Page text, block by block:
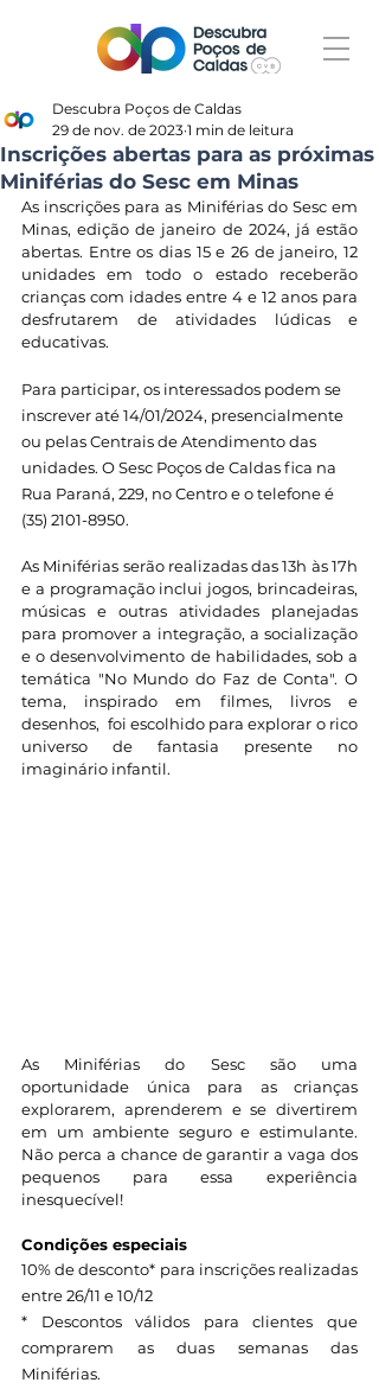
Inscrições abertas para as próximas
Miniférias do Sesc em Minas
Descubra Poços de Caldas
29 de nov. de 2023 1 min de leitura
As inscrições para as Miniférias do Sesc em
Minas, edição de janeiro de 2024, já estão
abertas. Entre os dias 15 e 26 de janeiro, 12
unidades em todo o estado receberão
crianças com idades entre 4 e 12 anos para
desfrutarem de atividades lúdicas e
educativas.
Para participar, os interessados podem se
inscrever até 14/01/2024, presencialmente
ou pelas Centrais de Atendimento das
unidades. O Sesc Poços de Caldas fica na
Rua Paraná, 229, no Centro e o telefone é
(35) 2101-8950.
As Miniférias serão realizadas das 13h às 17h
e a programação inclui jogos, brincadeiras,
músicas e outras atividades planejadas
para promover a integração, a socialização
e o desenvolvimento de habilidades, sob a
temática "No Mundo do Faz de Conta". O
tema, inspirado em filmes, livros e
desenhos,  foi escolhido para explorar o rico
universo de fantasia presente no
imaginário infantil.
As Miniférias do Sesc são uma
oportunidade única para as crianças
explorarem, aprenderem e se divertirem
em um ambiente seguro e estimulante.
Não perca a chance de garantir a vaga dos
pequenos para essa experiência
inesquecível!
Condições especiais
10% de desconto* para inscrições realizadas
entre 26/11 e 10/12
* Descontos válidos para clientes que
comprarem as duas semanas das
Miniférias.